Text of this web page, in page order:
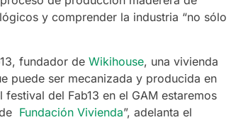
y comprender la industria “no sólo
fundador de Wikihouse, una vivienda
puede ser mecanizada y producida en
del Fab13 en el GAM estaremos
Fundación Vivienda”, adelanta el